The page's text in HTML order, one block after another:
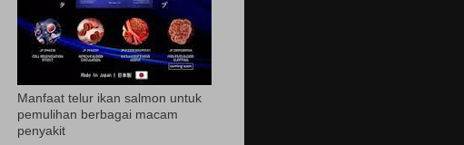
Manfaat telur ikan salmon untuk
pemulihan berbagai macam
penyakit